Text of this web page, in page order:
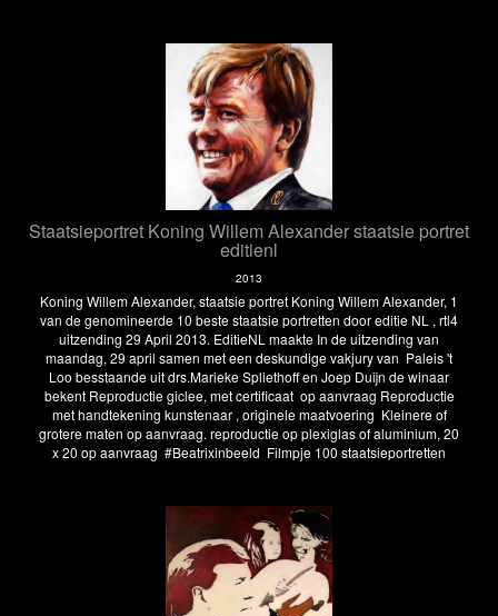
Staatsieportret Koning Willem Alexander staatsie portret
editienl
2013
Koning Willem Alexander, staatsie portret Koning Willem Alexander, 1
van de genomineerde 10 beste staatsie portretten door editie NL , rtl4
uitzending 29 April 2013. EditieNL maakte In de uitzending van
maandag, 29 april samen met een deskundige vakjury van Paleis 't
Loo besstaande uit drs.Marieke Spliethoff en Joep Duijn de winaar
bekent Reproductie giclee, met certificaat op aanvraag Reproductie
met handtekening kunstenaar , originele maatvoering Kleinere of
grotere maten op aanvraag. reproductie op plexiglas of aluminium, 20
x 20 op aanvraag #Beatrixinbeeld Filmpje 100 staatsieportretten